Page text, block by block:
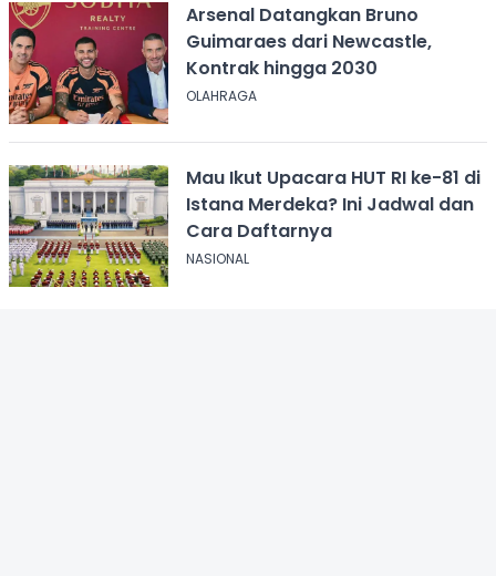
Arsenal Datangkan Bruno
Guimaraes dari Newcastle,
Kontrak hingga 2030
OLAHRAGA
Mau Ikut Upacara HUT RI ke-81 di
Istana Merdeka? Ini Jadwal dan
Cara Daftarnya
NASIONAL